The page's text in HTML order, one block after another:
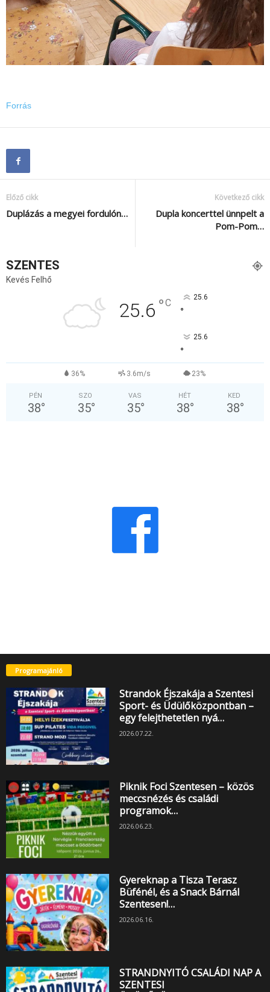
Forrás
Előző cikk
Duplázás a megyei fordulón…
Következő cikk
Dupla koncerttel ünnpelt a
Pom-Pom…
SZENTES
Kevés Felhő
25.6 °C 25.6
°
25.6
°
36% 3.6m/s 23%
PÉN
38°
SZO
35°
VAS
35°
HÉT
38°
KED
38°
Programajánló
Strandok Éjszakája a Szentesi
Sport- és Üdülőközpontban –
egy felejthetetlen nyá…
2026.07.22.
Piknik Foci Szentesen – közös
meccsnézés és családi
programok…
2026.06.23.
Gyereknap a Tisza Terasz
Büfénél, és a Snack Bárnál
Szentesen!…
2026.06.16.
STRANDNYITÓ CSALÁDI NAP A
SZENTESI